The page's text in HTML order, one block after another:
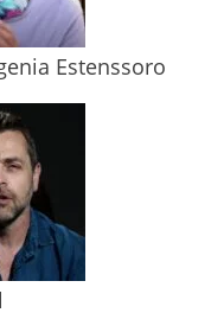
Estenssoro